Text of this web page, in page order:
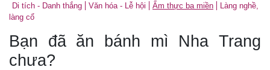
Di tích - Danh thắng
Văn hóa - Lễ hội Ẩm thực ba miền
Làng nghề,
làng cổ
Bạn đã ăn bánh mì Nha Trang
chưa?